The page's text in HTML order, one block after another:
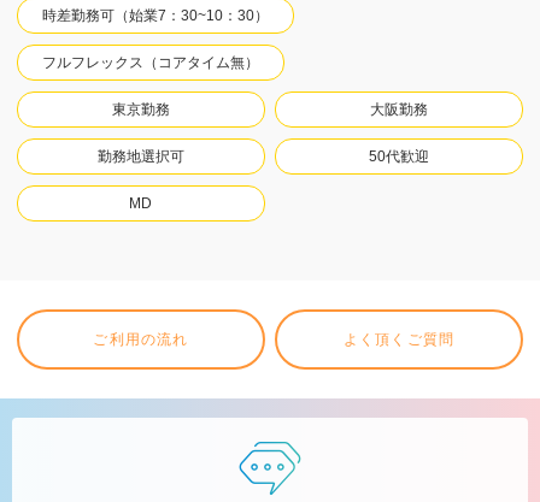
時差勤務可（始業7：30~10：30）
フルフレックス（コアタイム無）
東京勤務 大阪勤務
勤務地選択可 50代歓迎
MD
ご利用の流れ よく頂くご質問